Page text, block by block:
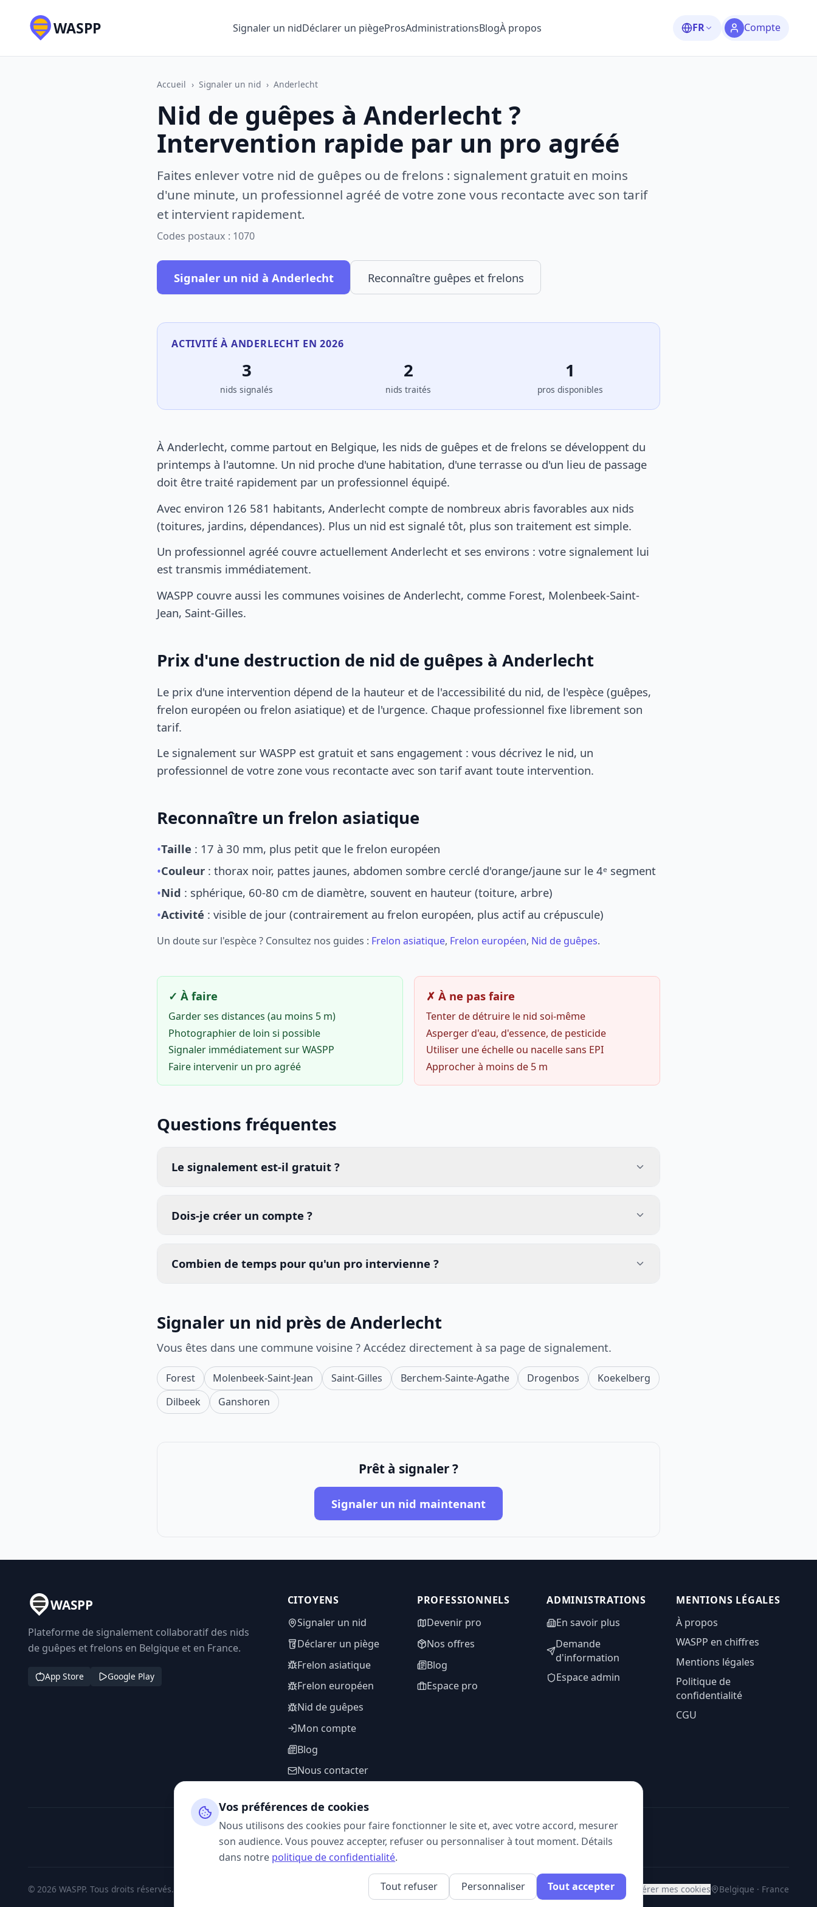
WASPP Signaler un nidDéclarer un piègeProsAdministrationsBlogÀ propos FR Compte
Accueil › Signaler un nid › Anderlecht
Nid de guêpes à Anderlecht ?
Intervention rapide par un pro agréé
Faites enlever votre nid de guêpes ou de frelons : signalement gratuit en moins
d'une minute, un professionnel agréé de votre zone vous recontacte avec son tarif
et intervient rapidement.
Codes postaux : 1070
Signaler un nid à Anderlecht Reconnaître guêpes et frelons
ACTIVITÉ À ANDERLECHT EN 2026
3
nids signalés
2
nids traités
1
pros disponibles
À Anderlecht, comme partout en Belgique, les nids de guêpes et de frelons se développent du
printemps à l'automne. Un nid proche d'une habitation, d'une terrasse ou d'un lieu de passage
doit être traité rapidement par un professionnel équipé.
Avec environ 126 581 habitants, Anderlecht compte de nombreux abris favorables aux nids
(toitures, jardins, dépendances). Plus un nid est signalé tôt, plus son traitement est simple.
Un professionnel agréé couvre actuellement Anderlecht et ses environs : votre signalement lui
est transmis immédiatement.
WASPP couvre aussi les communes voisines de Anderlecht, comme Forest, Molenbeek-Saint-
Jean, Saint-Gilles.
Prix d'une destruction de nid de guêpes à Anderlecht
Le prix d'une intervention dépend de la hauteur et de l'accessibilité du nid, de l'espèce (guêpes,
frelon européen ou frelon asiatique) et de l'urgence. Chaque professionnel fixe librement son
tarif.
Le signalement sur WASPP est gratuit et sans engagement : vous décrivez le nid, un
professionnel de votre zone vous recontacte avec son tarif avant toute intervention.
Reconnaître un frelon asiatique
•Taille : 17 à 30 mm, plus petit que le frelon européen
•Couleur : thorax noir, pattes jaunes, abdomen sombre cerclé d'orange/jaune sur le 4ᵉ segment
•Nid : sphérique, 60-80 cm de diamètre, souvent en hauteur (toiture, arbre)
•Activité : visible de jour (contrairement au frelon européen, plus actif au crépuscule)
Un doute sur l'espèce ? Consultez nos guides : Frelon asiatique, Frelon européen, Nid de guêpes.
✓ À faire
Garder ses distances (au moins 5 m)
Photographier de loin si possible
Signaler immédiatement sur WASPP
Faire intervenir un pro agréé
✗ À ne pas faire
Tenter de détruire le nid soi-même
Asperger d'eau, d'essence, de pesticide
Utiliser une échelle ou nacelle sans EPI
Approcher à moins de 5 m
Questions fréquentes
Le signalement est-il gratuit ?
Dois-je créer un compte ?
Combien de temps pour qu'un pro intervienne ?
Signaler un nid près de Anderlecht
Vous êtes dans une commune voisine ? Accédez directement à sa page de signalement.
Forest Molenbeek-Saint-Jean Saint-Gilles Berchem-Sainte-Agathe Drogenbos
Koekelberg
Dilbeek
Ganshoren
Prêt à signaler ?
Signaler un nid maintenant
WASPP
Plateforme de signalement collaboratif des nids
de guêpes et frelons en Belgique et en France.
App Store Google Play
CITOYENS
Signaler un nid
Déclarer un piège
Frelon asiatique
Frelon européen
Nid de guêpes
Mon compte
Blog
Nous contacter
PROFESSIONNELS
Devenir pro
Nos offres
Blog
Espace pro
ADMINISTRATIONS
En savoir plus
Demande
d'information
Espace admin
MENTIONS LÉGALES
À propos
WASPP en chiffres
Mentions légales
Politique de
confidentialité
CGU
SUIVEZ-NOUS
© 2026 WASPP. Tous droits réservés. Gérer mes cookies Belgique · France
Vos préférences de cookies
Nous utilisons des cookies pour faire fonctionner le site et, avec votre accord, mesurer
son audience. Vous pouvez accepter, refuser ou personnaliser à tout moment. Détails
dans notre politique de confidentialité.
Tout refuser Personnaliser Tout accepter